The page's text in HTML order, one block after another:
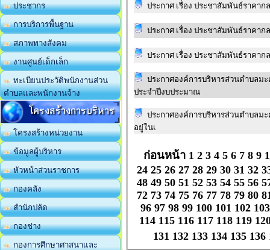
ประชากร
การบริการพื้นฐาน
สภาพทางสังคม
งานศูนย์เด็กเล็ก
ทะเบียนประวัติพนักงานส่วน
ตำบลและพนักงานจ้าง
โครงสร้างการบริหาร
โครงสร้างหน่วยงาน
ข้อมูลผู้บริหาร
หัวหน้าส่วนราชการ
กองคลัง
สำนักปลัด
กองช่าง
กองการศึกษาศาสนาและ
ประกาศ เรื่อง ประชาสัมพันธ์ราคา
ประกาศ เรื่อง ประชาสัมพันธ์ราคา
ประกาศ เรื่อง ประชาสัมพันธ์ราคา
ประกาศองค์การบริหารส่วนตำบลม
ประจำปีงบประมาณ
ประกาศองค์การบริหารส่วนตำบลม
อยู่ในเ
ก่อนหน้า 1 2 3 4 5 6 7 8 9
24 25 26 27 28 29 30 31 32
48 49 50 51 52 53 54 55 56
72 73 74 75 76 77 78 79 80
96 97 98 99 100 101 102 103
114 115 116 117 118 119
131 132 133 134 135 136